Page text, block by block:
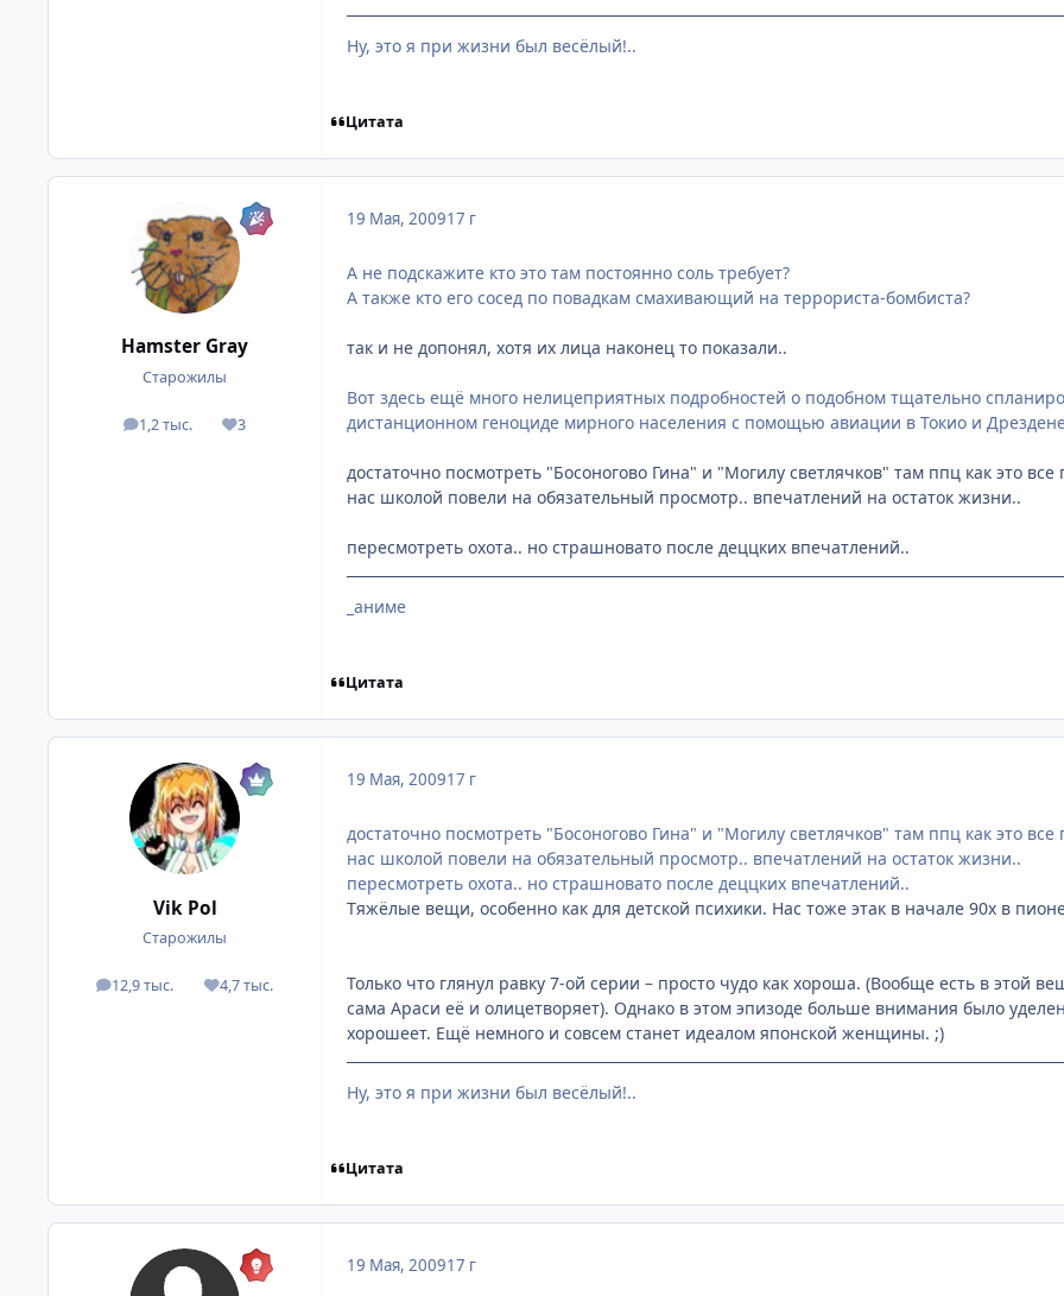
Ну, это я при жизни был весёлый!..
Цитата
Hamster Gray
Старожилы
1,2 тыс.
посты 3
Репутация
19 Мая, 200917 г
А не подскажите кто это там постоянно соль требует?
А также кто его сосед по повадкам смахивающий на террориста-бомбиста?
так и не допонял, хотя их лица наконец то показали..
Вот здесь ещё много нелицеприятных подробностей о подобном тщательно
дистанционном геноциде мирного населения с помощью авиации в Токио и
достаточно посмотреть "Босоногово Гина" и "Могилу светлячков" там ппц как это
нас школой повели на обязательный просмотр.. впечатлений на остаток жизни..
пересмотреть охота.. но страшновато после деццких впечатлений..
_аниме
Цитата
Vik Pol
Старожилы
12,9 тыс.
посты 4,7 тыс.
Репутация
19 Мая, 200917 г
достаточно посмотреть "Босоногово Гина" и "Могилу светлячков" там ппц как это
нас школой повели на обязательный просмотр.. впечатлений на остаток жизни..
пересмотреть охота.. но страшновато после деццких впечатлений..
Тяжёлые вещи, особенно как для детской психики. Нас тоже этак в начале 90х в
Только что глянул равку 7-ой серии – просто чудо как хороша. (Вообще есть в этой
сама Араси её и олицетворяет). Однако в этом эпизоде больше внимания было
хорошеет. Ещё немного и совсем станет идеалом японской женщины. ;)
Ну, это я при жизни был весёлый!..
Цитата
19 Мая, 200917 г